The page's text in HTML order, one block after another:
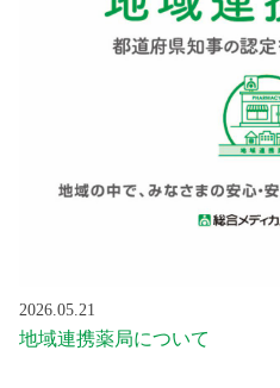
2026.05.21
地域連携薬局について